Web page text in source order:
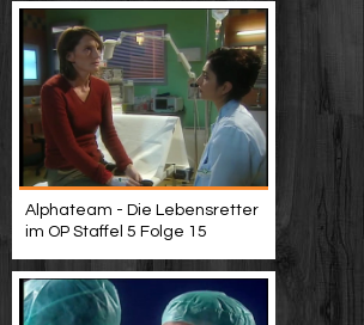
Alphateam - Die Lebensretter
im OP Staffel 5 Folge 15